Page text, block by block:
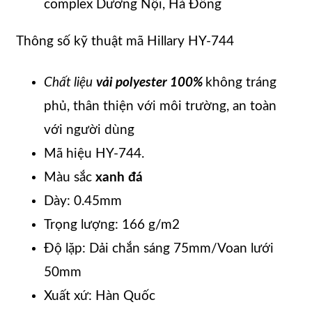
complex Dương Nội, Hà Đông
Thông số kỹ thuật mã Hillary HY-744
Chất liệu vải polyester 100% không tráng
phủ, thân thiện với môi trường, an toàn
với người dùng
Mã hiệu HY-744.
Màu sắc xanh đá
Dày: 0.45mm
Trọng lượng: 166 g/m2
Độ lặp: Dải chắn sáng 75mm/Voan lưới
50mm
Xuất xứ: Hàn Quốc